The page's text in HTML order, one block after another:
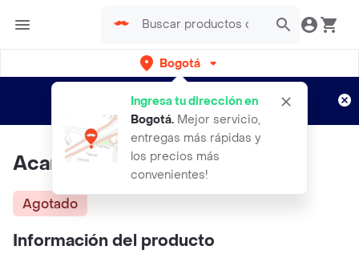
Bogotá
Ingresa tu dirección en
Bogotá. Mejor servicio,
entregas más rápidas y
los precios más
convenientes!
envíos gratis por semanas
Aplican TyC
Acana Fresh Water 2 Kg
Agotado
Información del producto